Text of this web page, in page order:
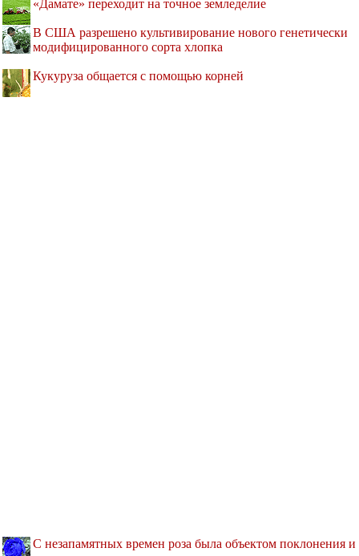
«Дамате» переходит на точное земледелие
В США разрешено культивирование нового генетически
модифицированного сорта хлопка
Кукуруза общается с помощью корней
С незапамятных времен роза была объектом поклонения и